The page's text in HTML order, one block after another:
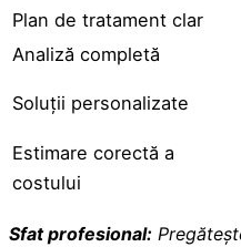
Plan de tratament clar
Analiză completă
Soluții personalizate
Estimare corectă a
costului
Sfat profesional: